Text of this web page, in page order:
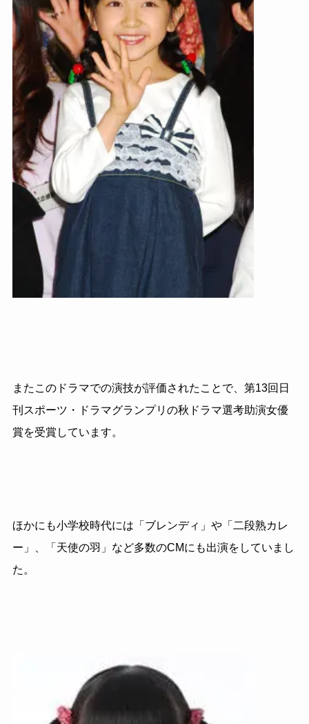
またこのドラマでの演技が評価されたことで、第13回日
刊スポーツ・ドラマグランプリの秋ドラマ選考助演女優
賞を受賞しています。
ほかにも小学校時代には「ブレンディ」や「二段熟カレ
ー」、「天使の羽」など多数のCMにも出演をしていまし
た。